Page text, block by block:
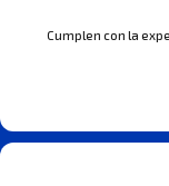
Cumplen con la